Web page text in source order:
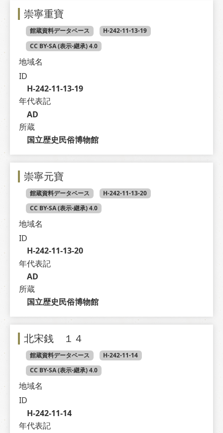
崇寧重寶
館蔵資料データベース
H-242-11-13-19
CC BY-SA (表示-継承) 4.0
地域名
ID
H-242-11-13-19
年代表記
AD
所蔵
国立歴史民俗博物館
崇寧元寶
館蔵資料データベース
H-242-11-13-20
CC BY-SA (表示-継承) 4.0
地域名
ID
H-242-11-13-20
年代表記
AD
所蔵
国立歴史民俗博物館
北宋銭 １４
館蔵資料データベース
H-242-11-14
CC BY-SA (表示-継承) 4.0
地域名
ID
H-242-11-14
年代表記